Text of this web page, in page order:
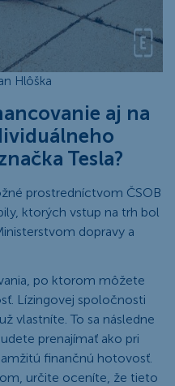
Hlôška
aj na
Tesla?
prostredníctvom ČSOB
ktorých vstup na trh bol
dopravy a
po ktorom môžete
Lízingovej spoločnosti
vlastníte. To sa následne
prenajímať ako pri
finančnú hotovosť.
určite oceníte, že tieto